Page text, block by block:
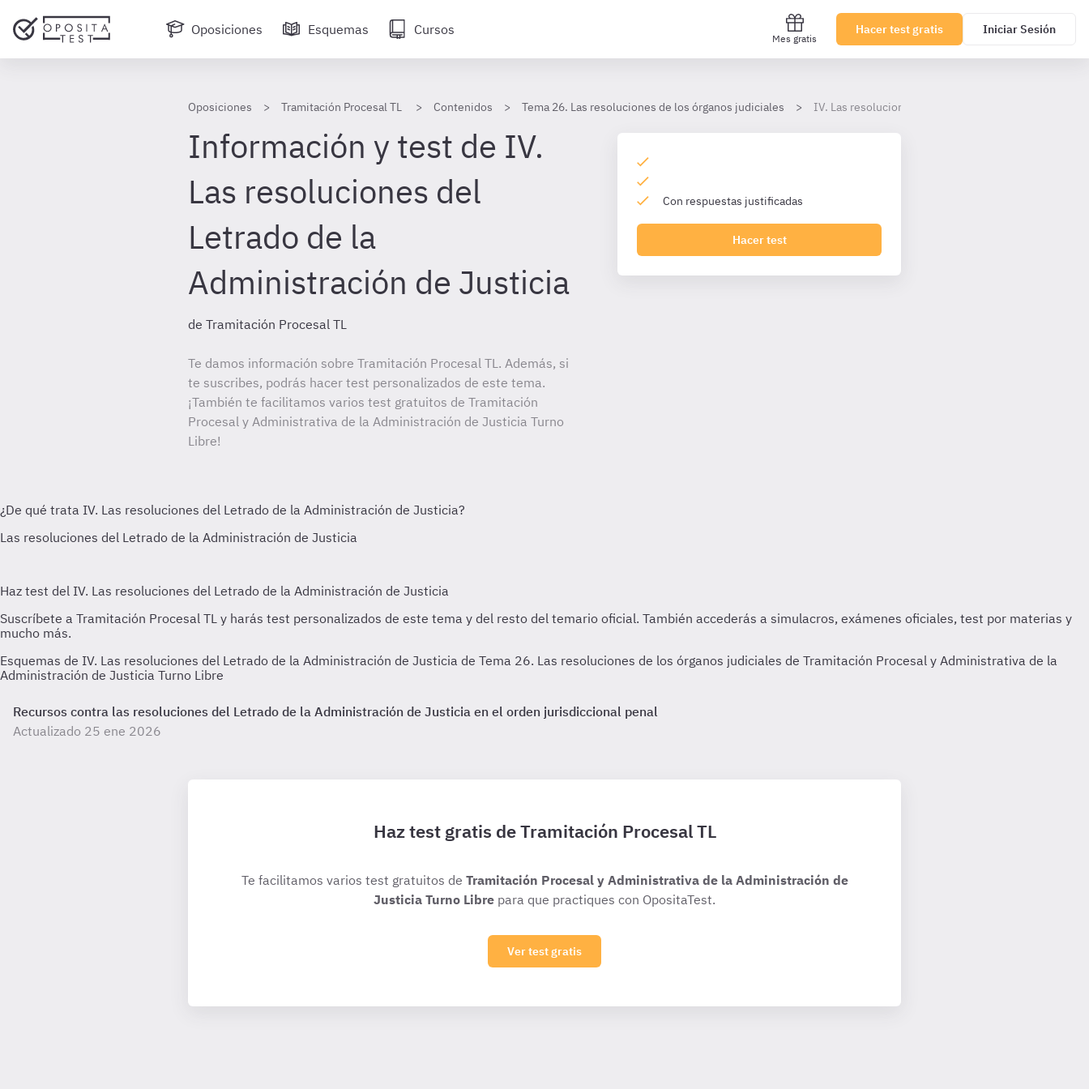
Oposiciones Esquemas Cursos
Mes gratis
Hacer test gratis Iniciar Sesión
Oposiciones Tramitación Procesal TL Contenidos Tema 26. Las resoluciones de los órganos judiciales IV. Las resoluciones del Letrado de la Administración
Información y test de IV.
Las resoluciones del
Letrado de la
Administración de Justicia
de Tramitación Procesal TL
Te damos información sobre Tramitación Procesal TL. Además, si
te suscribes, podrás hacer test personalizados de este tema.
¡También te facilitamos varios test gratuitos de Tramitación
Procesal y Administrativa de la Administración de Justicia Turno
Libre!
Con respuestas justificadas
Hacer test
Esquemas de IV. Las resoluciones del Letrado de la Administración de Justicia de Tema 26. Las resoluciones de los órganos judiciales de Tramitación Procesal y Administrativa de la
Administración de Justicia Turno Libre
Recursos contra las resoluciones del Letrado de la Administración de Justicia en el orden jurisdiccional penal
Actualizado 25 ene 2026
Haz test gratis de Tramitación Procesal TL
Te facilitamos varios test gratuitos de Tramitación Procesal y Administrativa de la Administración de
Justicia Turno Libre para que practiques con OpositaTest.
Ver test gratis